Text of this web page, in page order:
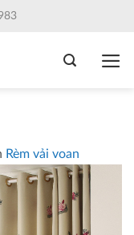
Rèm vải voan